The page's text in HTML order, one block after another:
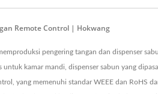
Remote Control | Hokwang
pengering tangan dan dispenser
kamar mandi, dispenser sabun yang
yang memenuhi standar WEEE dan RoHS